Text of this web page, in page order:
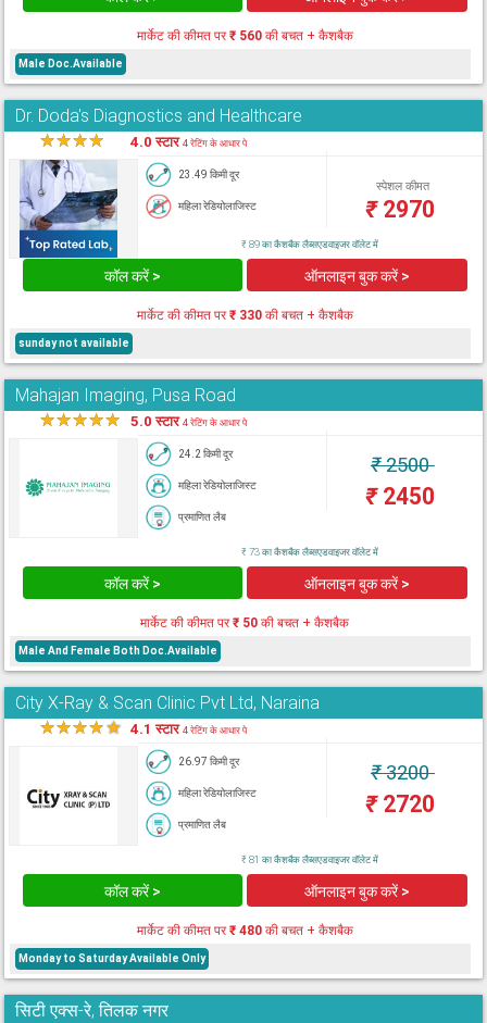
मार्केट की कीमत पर₹ 560की बचत + कैशबैक
Male Doc.Available
Dr. Doda's Diagnostics and Healthcare
★★★★ 4.0 स्टार4 रेटिंग के आधार पे
23.49 किमी दूर
महिला रेडियोलाजिस्ट
स्पेशल कीमत
₹2970
₹ 89 का कैशबैक लैब्सएडवाइजर वॉलेट में
कॉल करें > ऑनलाइन बुक करें >
मार्केट की कीमत पर₹ 330की बचत + कैशबैक
sunday not available
Mahajan Imaging, Pusa Road
★★★★★ 5.0 स्टार4 रेटिंग के आधार पे
24.2 किमी दूर
महिला रेडियोलाजिस्ट
प्रमाणित लैब
₹2500
₹2450
₹ 73 का कैशबैक लैब्सएडवाइजर वॉलेट में
कॉल करें > ऑनलाइन बुक करें >
मार्केट की कीमत पर₹ 50 की बचत + कैशबैक
Male And Female Both Doc.Available
City X-Ray & Scan Clinic Pvt Ltd, Naraina
★★★★★ 4.1 स्टार4 रेटिंग के आधार पे
26.97 किमी दूर
महिला रेडियोलाजिस्ट
प्रमाणित लैब
₹3200
₹2720
₹ 81 का कैशबैक लैब्सएडवाइजर वॉलेट में
कॉल करें > ऑनलाइन बुक करें >
मार्केट की कीमत पर₹ 480की बचत + कैशबैक
Monday to Saturday Available Only
सिटी एक्स-रे, तिलक नगर